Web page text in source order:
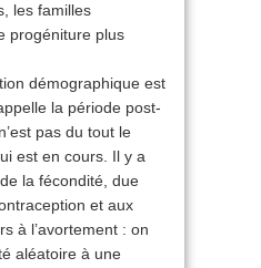
les familles
progéniture plus
démographique est
la période post-
pas du tout le
est en cours. Il y a
la fécondité, due
et aux
à l’avortement : on
aléatoire à une